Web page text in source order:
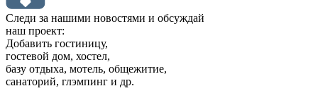
Следи за нашими новостями и обсуждай
наш проект:
Добавить гостиницу,
гостевой дом, хостел,
базу отдыха, мотель, общежитие,
санаторий, глэмпинг и др.